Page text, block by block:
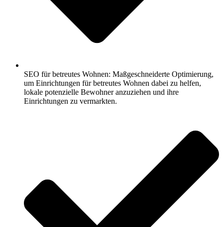
SEO für betreutes Wohnen: Maßgeschneiderte Optimierung,
um Einrichtungen für betreutes Wohnen dabei zu helfen,
lokale potenzielle Bewohner anzuziehen und ihre
Einrichtungen zu vermarkten.